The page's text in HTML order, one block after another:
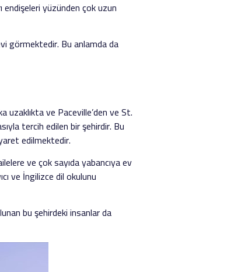
endişeleri yüzünden çok uzun
görmektedir. Bu anlamda da
uzaklıkta ve Paceville’den ve St.
tercih edilen bir şehirdir. Bu
edilmektedir.
ve çok sayıda yabancıya ev
ve İngilizce dil okulunu
bu şehirdeki insanlar da